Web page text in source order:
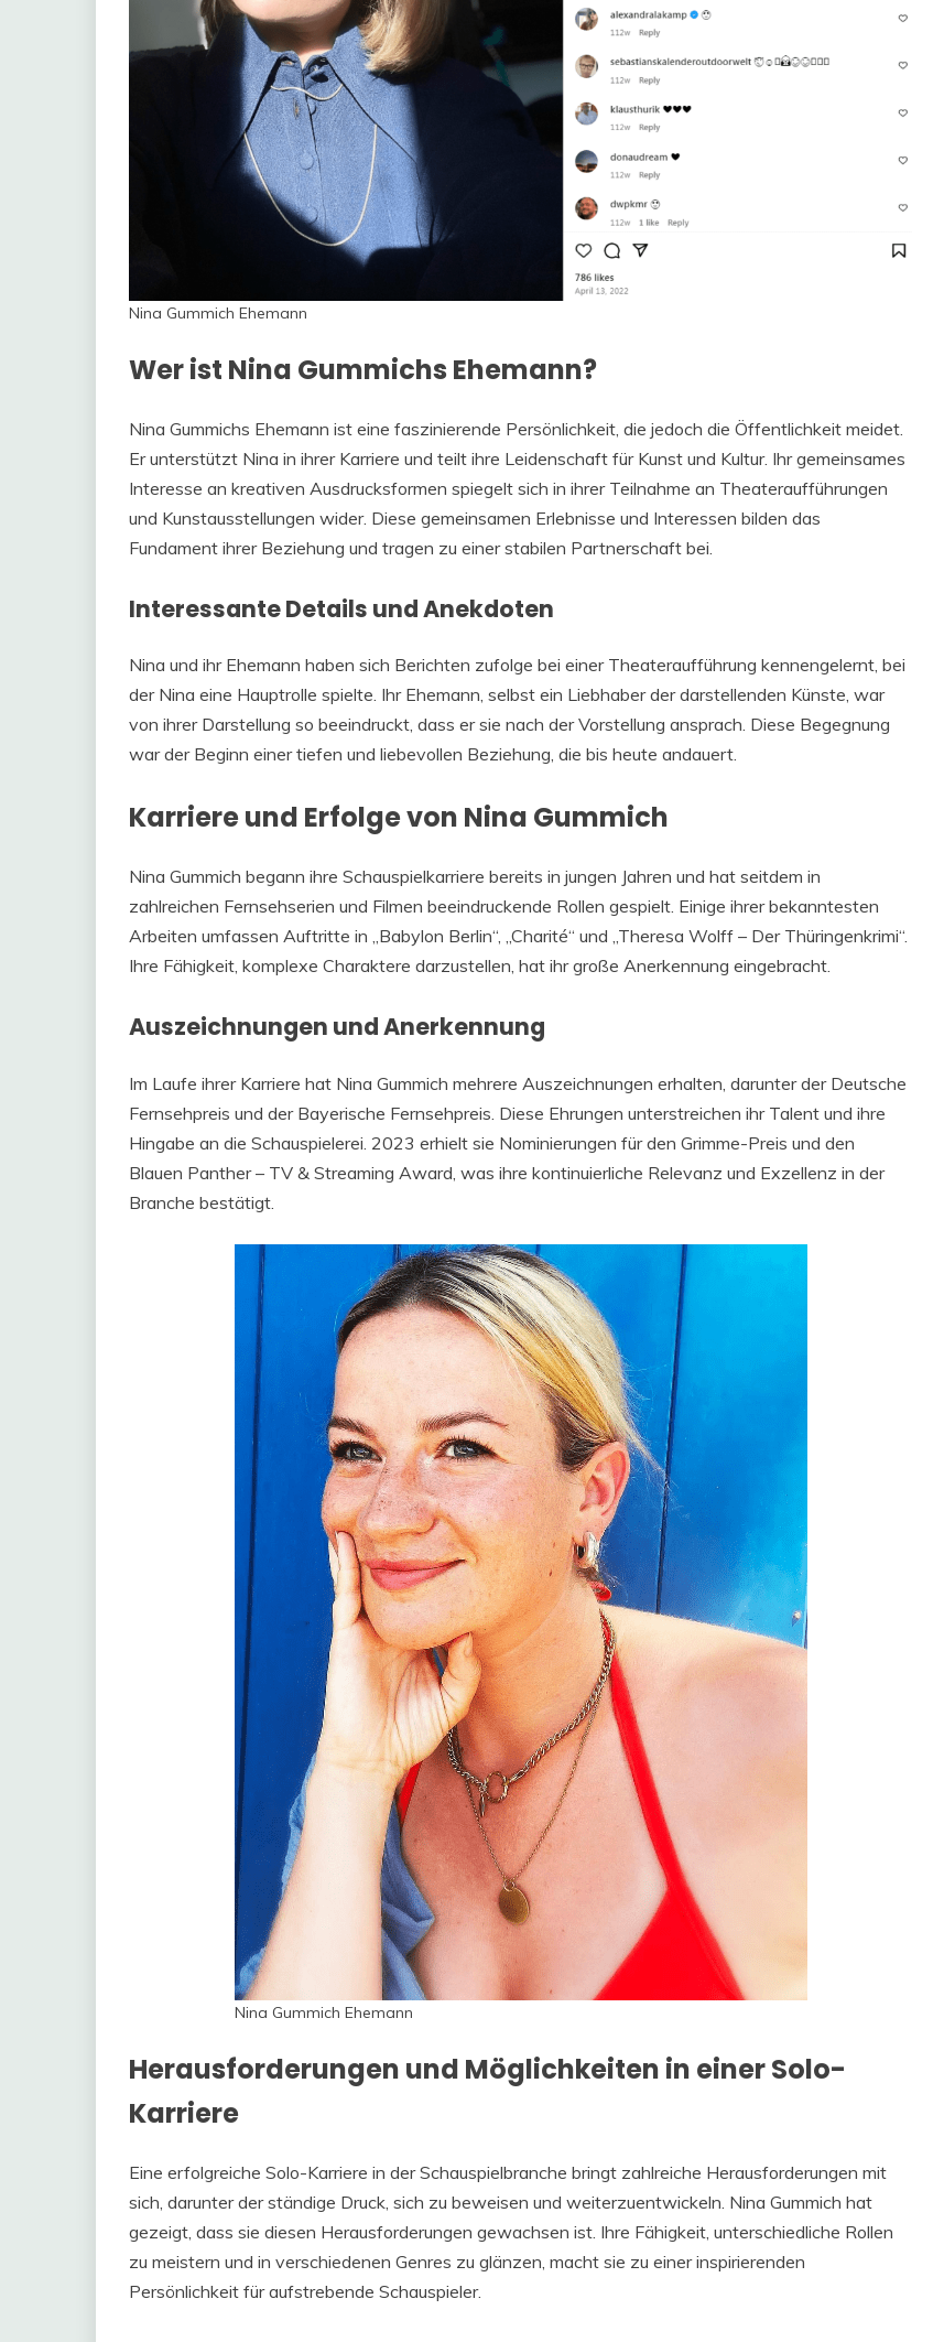
Nina Gummich Ehemann
Wer ist Nina Gummichs Ehemann?
Nina Gummichs Ehemann ist eine faszinierende Persönlichkeit, die jedoch die Öffentlichkeit meidet.
Er unterstützt Nina in ihrer Karriere und teilt ihre Leidenschaft für Kunst und Kultur. Ihr gemeinsames
Interesse an kreativen Ausdrucksformen spiegelt sich in ihrer Teilnahme an Theateraufführungen
und Kunstausstellungen wider. Diese gemeinsamen Erlebnisse und Interessen bilden das
Fundament ihrer Beziehung und tragen zu einer stabilen Partnerschaft bei.
Interessante Details und Anekdoten
Nina und ihr Ehemann haben sich Berichten zufolge bei einer Theateraufführung kennengelernt, bei
der Nina eine Hauptrolle spielte. Ihr Ehemann, selbst ein Liebhaber der darstellenden Künste, war
von ihrer Darstellung so beeindruckt, dass er sie nach der Vorstellung ansprach. Diese Begegnung
war der Beginn einer tiefen und liebevollen Beziehung, die bis heute andauert.
Karriere und Erfolge von Nina Gummich
Nina Gummich begann ihre Schauspielkarriere bereits in jungen Jahren und hat seitdem in
zahlreichen Fernsehserien und Filmen beeindruckende Rollen gespielt. Einige ihrer bekanntesten
Arbeiten umfassen Auftritte in „Babylon Berlin“, „Charité“ und „Theresa Wolff – Der Thüringenkrimi“.
Ihre Fähigkeit, komplexe Charaktere darzustellen, hat ihr große Anerkennung eingebracht.
Auszeichnungen und Anerkennung
Im Laufe ihrer Karriere hat Nina Gummich mehrere Auszeichnungen erhalten, darunter der Deutsche
Fernsehpreis und der Bayerische Fernsehpreis. Diese Ehrungen unterstreichen ihr Talent und ihre
Hingabe an die Schauspielerei. 2023 erhielt sie Nominierungen für den Grimme-Preis und den
Blauen Panther – TV & Streaming Award, was ihre kontinuierliche Relevanz und Exzellenz in der
Branche bestätigt.
Nina Gummich Ehemann
Herausforderungen und Möglichkeiten in einer Solo-
Karriere
Eine erfolgreiche Solo-Karriere in der Schauspielbranche bringt zahlreiche Herausforderungen mit
sich, darunter der ständige Druck, sich zu beweisen und weiterzuentwickeln. Nina Gummich hat
gezeigt, dass sie diesen Herausforderungen gewachsen ist. Ihre Fähigkeit, unterschiedliche Rollen
zu meistern und in verschiedenen Genres zu glänzen, macht sie zu einer inspirierenden
Persönlichkeit für aufstrebende Schauspieler.